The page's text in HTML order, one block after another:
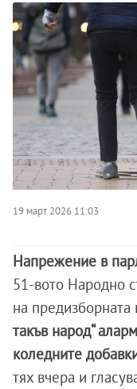
19 март 2026 11:03
Напрежение в
51-вото Народно
на предизборната
такъв народ“
коледните
тях вчера и